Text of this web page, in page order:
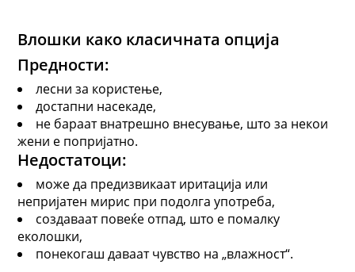
Влошки како класичната опција
Предности:
лесни за користење,
достапни насекаде,
не бараат внатрешно внесување, што за некои
жени е попријатно.
Недостатоци:
може да предизвикаат иритација или
непријатен мирис при подолга употреба,
создаваат повеќе отпад, што е помалку
еколошки,
понекогаш даваат чувство на „влажност“.